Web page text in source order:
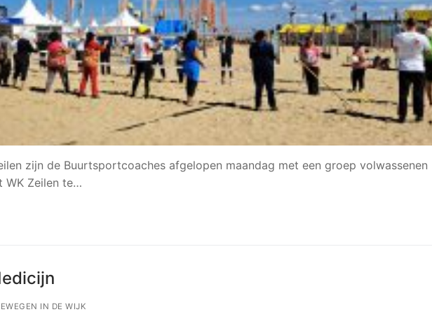
zijn de Buurtsportcoaches afgelopen maandag met een groep volwassenen
WK Zeilen te…
IN DE WIJK